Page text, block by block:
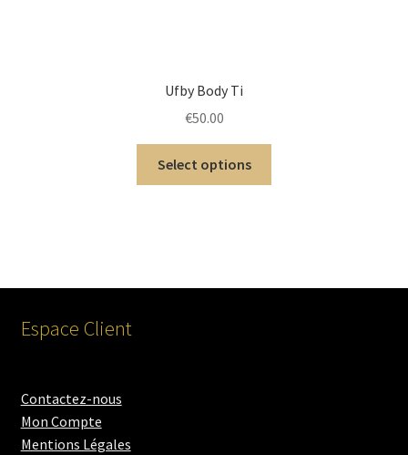
Ufby Body Ti
€50.00
Select options
Espace Client
Contactez-nous
Mon Compte
Mentions Légales